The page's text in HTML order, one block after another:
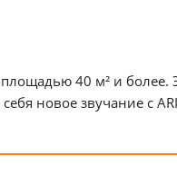
40 м² и более.
новое звучание с